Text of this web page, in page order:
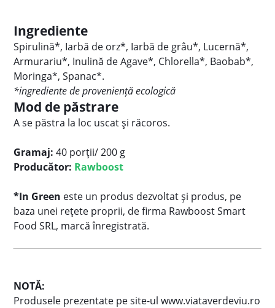
Ingrediente
Spirulină*, Iarbă de orz*, Iarbă de grâu*, Lucernă*,
Armurariu*, Inulină de Agave*, Chlorella*, Baobab*,
Moringa*, Spanac*.
*ingrediente de proveniență ecologică
Mod de păstrare
A se păstra la loc uscat și răcoros.
Gramaj: 40 porții/ 200 g
Producător: Rawboost
*In Green este un produs dezvoltat și produs, pe
baza unei rețete proprii, de firma Rawboost Smart
Food SRL, marcă înregistrată.
NOTĂ:
Produsele prezentate pe site-ul www.viataverdeviu.ro